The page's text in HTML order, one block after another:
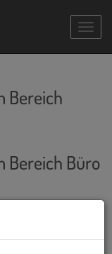
Bereich
Bereich Büro